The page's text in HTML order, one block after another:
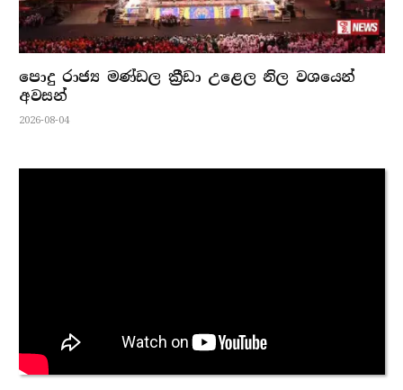
පොදු රාජ්‍ය මණ්ඩල ක්‍රීඩා උළෙල නිල වශයෙන්
අවසන්
2026-08-04